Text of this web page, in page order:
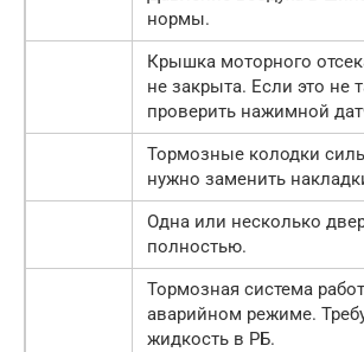
нормы.
Крышка моторного
не закрыта. Если это не
проверить нажимной
Тормозные колодки
нужно заменить
Одна или несколько
полностью.
Тормозная система
аварийном режиме.
жидкость в РБ.